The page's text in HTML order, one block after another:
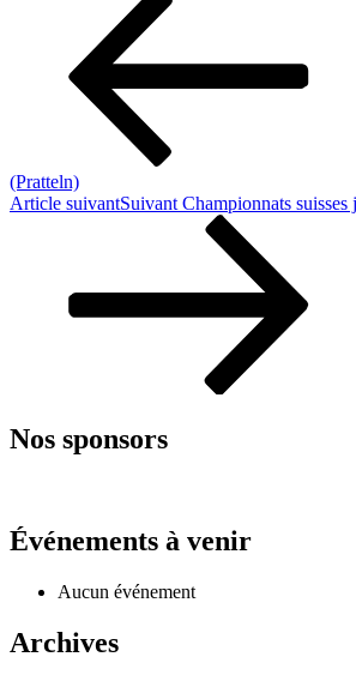
(Pratteln)
Article suivantSuivant Championnats suisses
Nos sponsors
Événements à venir
Aucun événement
Archives